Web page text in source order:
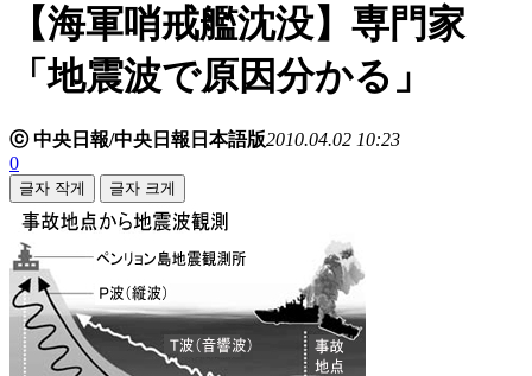
【海軍哨戒艦沈没】専門家
「地震波で原因分かる」
ⓒ 中央日報/中央日報日本語版2010.04.02 10:23
0
글자 작게 글자 크게